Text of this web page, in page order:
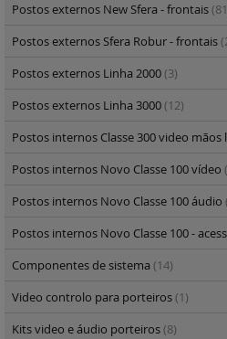
Postos externos New Sfera - frontais
Postos externos Sfera Robur - frontais
Postos externos Linha 2000(3)
Postos externos Linha 3000(12)
Postos internos Classe 300 video mãos
Postos internos Novo Classe 100 vídeo
Postos internos Novo Classe 100 áudio
Postos internos Novo Classe 100 -
Componentes de sistema (14)
Video controlo para porteiros(1)
Kits video e áudio porteiros(8)